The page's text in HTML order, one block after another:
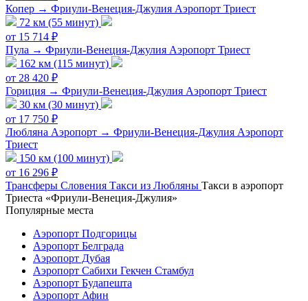
Копер → Фриули-Венеция-Джулия Аэропорт Триест
72 км (55 минут)
от 15 714 ₽
Пула → Фриули-Венеция-Джулия Аэропорт Триест
162 км (115 минут)
от 28 420 ₽
Гориция → Фриули-Венеция-Джулия Аэропорт Триест
30 км (30 минут)
от 17 750 ₽
Любляна Аэропорт → Фриули-Венеция-Джулия Аэропорт
Триест
150 км (100 минут)
от 16 296 ₽
Трансферы Словения Такси из Любляны Такси в аэропорт
Триеста «Фриули-Венеция-Джулия»
Популярные места
Аэропорт Подгорицы
Аэропорт Белграда
Аэропорт Дубая
Аэропорт Сабихи Гекчен Стамбул
Аэропорт Будапешта
Аэропорт Афин